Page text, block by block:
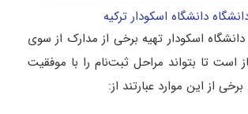
دانشگاه اسکودار ترکیه
اسکودار تهیه برخی از مدارک از سوی
است تا بتواند مراحل ثبت‌نام را با موفقیت
از این موارد عبارتند از: